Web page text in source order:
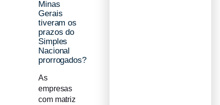
Minas
Gerais
tiveram os
prazos do
Simples
Nacional
prorrogados?
As
empresas
com matriz